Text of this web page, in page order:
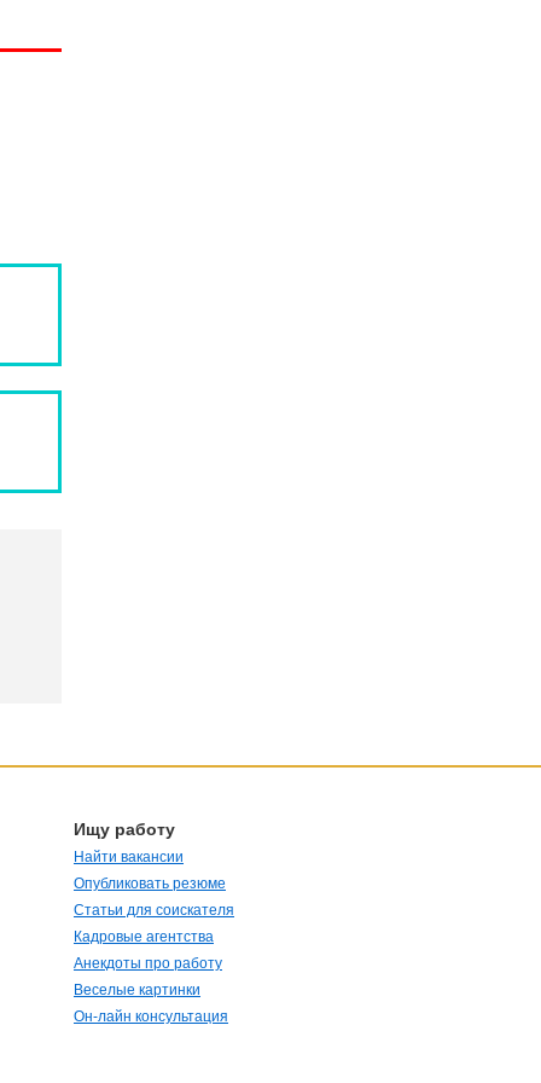
Ищу работу
Найти вакансии
Опубликовать резюме
Статьи для соискателя
Кадровые агентства
Анекдоты про работу
Веселые картинки
Он-лайн консультация